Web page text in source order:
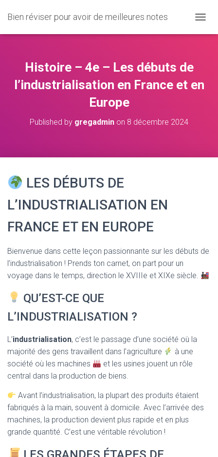
Bien réviser pour avoir de meilleures notes
U
F
Histoire – 4e – Les débuts de
l’industrialisation en France et en
Europe
Published by gregadmin on 8 décembre 2024
LES DÉBUTS DE
L’INDUSTRIALISATION EN
FRANCE ET EN EUROPE
Bienvenue dans cette leçon passionnante sur les débuts de
l’industrialisation ! Prends ton carnet, on part pour un
voyage dans le temps, direction le XVIIIe et XIXe siècle.
QU’EST-CE QUE
L’INDUSTRIALISATION ?
L’industrialisation, c’est le passage d’une société où la
majorité des gens travaillent dans l’agriculture
à une
société où les machines
et les usines jouent un rôle
central dans la production de biens.
Avant l’industrialisation, la plupart des produits étaient
fabriqués à la main, souvent à domicile. Avec l’arrivée des
machines, la production devient plus rapide et en plus
grande quantité. C’est une véritable révolution !